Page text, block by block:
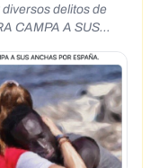
delitos de
CAMPA A SUS
status/1395292271
status/13953072
status/13953
EI_PAlS_/status/13